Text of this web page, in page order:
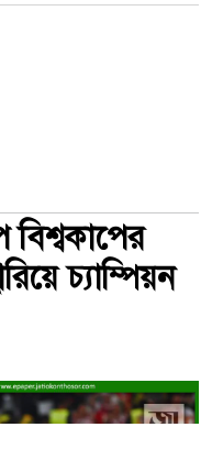
বিশ্বকাপের
চ্যাম্পিয়ন